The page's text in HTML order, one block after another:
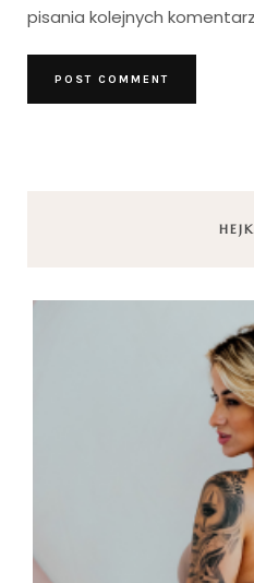
pisania kolejnych